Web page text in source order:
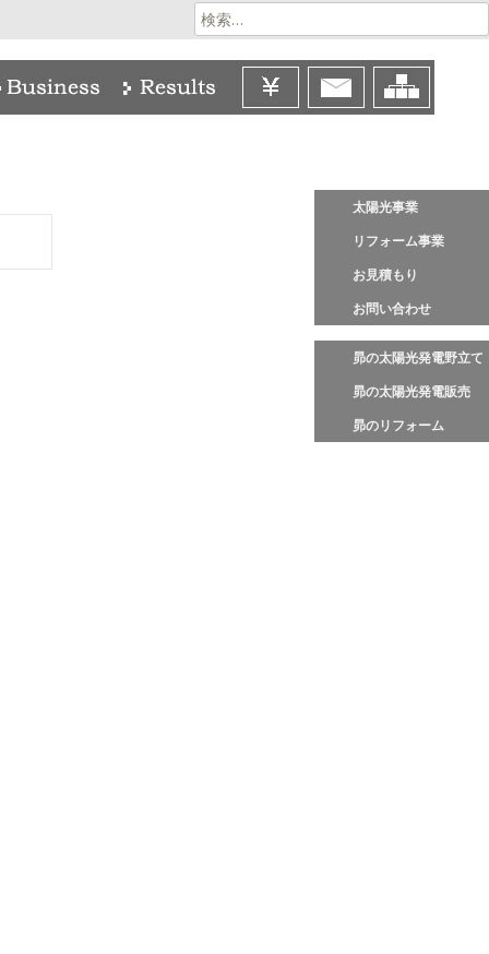
太陽光事業
リフォーム事業
お見積もり
お問い合わせ
昴の太陽光発電野立て
昴の太陽光発電販売
昴のリフォーム
検
索: